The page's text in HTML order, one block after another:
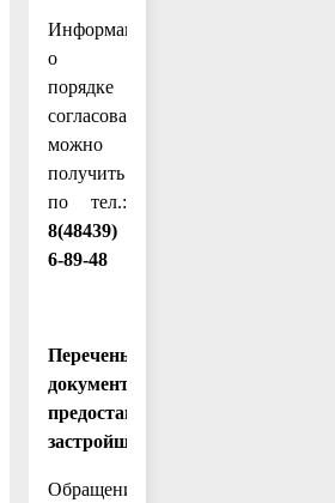
Информацию
о
порядке
согласования
можно
получить
по тел.:
8(48439)
6-89-48
Перечень
документов,
предоставляемых
застройщиком:
Обращение